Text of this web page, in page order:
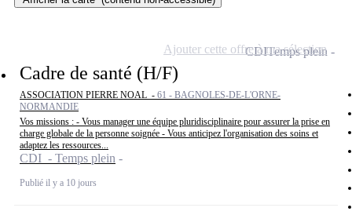
Cadre de santé (H/F)
ASSOCIATION PIERRE NOAL - 61 - BAGNOLES-DE-L'ORNE-
NORMANDIE
Vos missions : - Vous manager une équipe pluridisciplinaire pour assurer la prise en
charge globale de la personne soignée - Vous anticipez l'organisation des soins et
adaptez les ressources...
CDI - Temps plein
Publié il y a 10 jours
CDITemps plein
Ajouter cette offre à ma sélection